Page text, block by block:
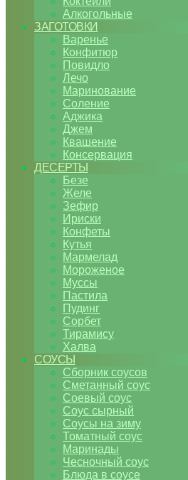
Алкогольные
ЗАГОТОВКИ
Варенье
Конфитюр
Повидло
Лечо
Маринование
Соление
Аджика
Джем
Квашение
Консервация
ДЕСЕРТЫ
Безе
Желе
Зефир
Ириски
Конфеты
Кутья
Мармелад
Мороженое
Муссы
Пастила
Пудинг
Сорбет
Тирамису
Халва
СОУСЫ
Сборник соусов
Сметанный соус
Соевый соус
Соус сырный
Соусы на зиму
Томатный соус
Маринады
Чесночный соус
Блюда в соусе